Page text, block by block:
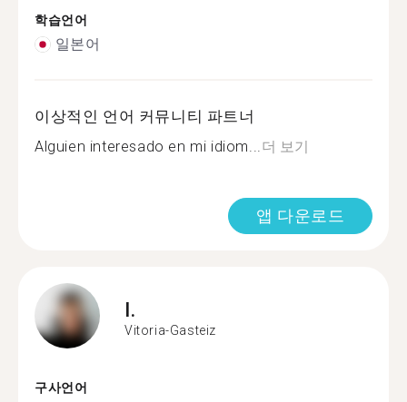
학습언어
일본어
이상적인 언어 커뮤니티 파트너
Alguien interesado en mi idiom...더 보기
앱 다운로드
I.
Vitoria-Gasteiz
구사언어